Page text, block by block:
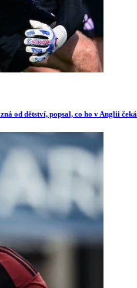
od dětství, popsal, co ho v Anglii čeká